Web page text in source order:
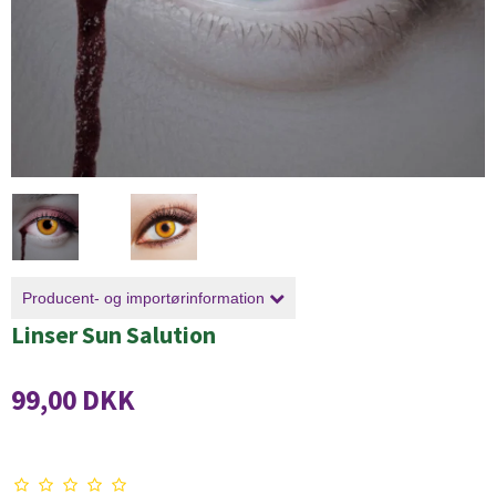
Producent- og importørinformation
Linser Sun Salution
99,00 DKK